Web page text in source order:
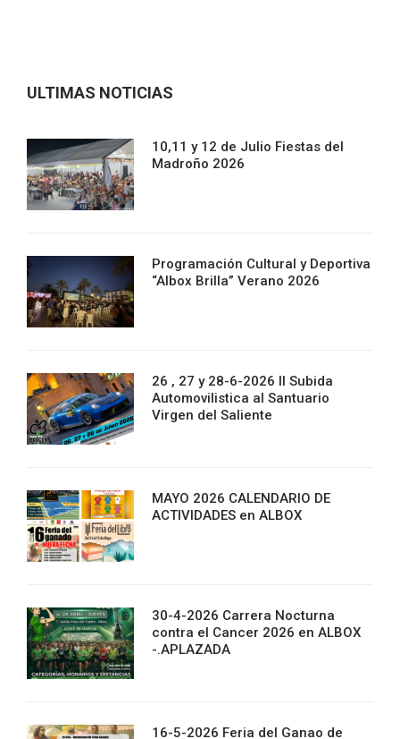
ULTIMAS NOTICIAS
10,11 y 12 de Julio Fiestas del
Madroño 2026
Programación Cultural y Deportiva
“Albox Brilla” Verano 2026
26 , 27 y 28-6-2026 II Subida
Automovilistica al Santuario
Virgen del Saliente
MAYO 2026 CALENDARIO DE
ACTIVIDADES en ALBOX
30-4-2026 Carrera Nocturna
contra el Cancer 2026 en ALBOX
-.APLAZADA
16-5-2026 Feria del Ganao de